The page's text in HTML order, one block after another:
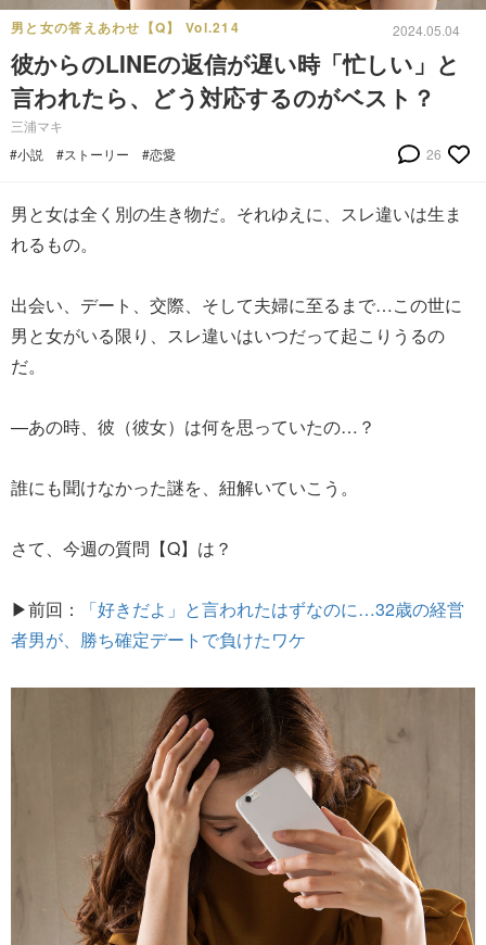
男と女の答えあわせ【Q】 Vol.214 2024.05.04
彼からのLINEの返信が遅い時「忙しい」と
言われたら、どう対応するのがベスト？
三浦マキ
#小説
#ストーリー #恋愛 26
男と女は全く別の生き物だ。それゆえに、スレ違いは生ま
れるもの。
出会い、デート、交際、そして夫婦に至るまで…この世に
男と女がいる限り、スレ違いはいつだって起こりうるの
だ。
—あの時、彼（彼女）は何を思っていたの…？
誰にも聞けなかった謎を、紐解いていこう。
さて、今週の質問【Q】は？
▶前回：
「好きだよ」と言われたはずなのに…32歳の経営
者男が、勝ち確定デートで負けたワケ